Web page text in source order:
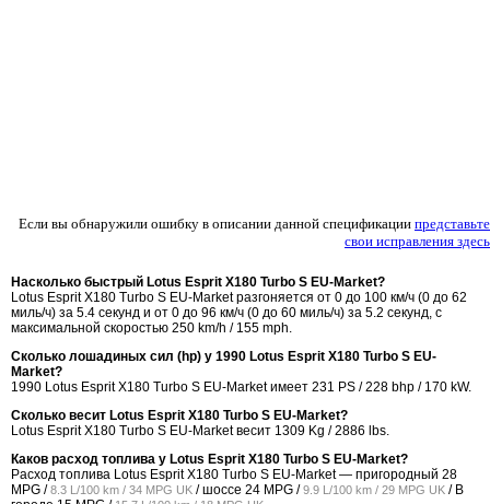
Если вы обнаружили ошибку в описании данной спецификации представьте
свои исправления здесь
Насколько быстрый Lotus Esprit X180 Turbo S EU-Market?
Lotus Esprit X180 Turbo S EU-Market разгоняется от 0 до 100 км/ч (0 до 62
миль/ч) за 5.4 секунд и от 0 до 96 км/ч (0 до 60 миль/ч) за 5.2 секунд, с
максимальной скоростью 250 km/h / 155 mph.
Сколько лошадиных сил (hp) у 1990 Lotus Esprit X180 Turbo S EU-
Market?
1990 Lotus Esprit X180 Turbo S EU-Market имеет 231 PS / 228 bhp / 170 kW.
Сколько весит Lotus Esprit X180 Turbo S EU-Market?
Lotus Esprit X180 Turbo S EU-Market весит 1309 Kg / 2886 lbs.
Каков расход топлива у Lotus Esprit X180 Turbo S EU-Market?
Расход топлива Lotus Esprit X180 Turbo S EU-Market — пригородный 28
MPG /8.3 L/100 km / 34 MPG UK / шоссе 24 MPG /9.9 L/100 km / 29 MPG UK / В